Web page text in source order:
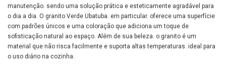
manutenção. sendo uma solução prática e esteticamente agradável para
o dia a dia. O granito Verde Ubatuba. em particular. oferece uma superfície
com padrões únicos e uma coloração que adiciona um toque de
sofisticação natural ao espaço. Além de sua beleza. o granito é um
material que não risca facilmente e suporta altas temperaturas. ideal para
o uso diário na cozinha.